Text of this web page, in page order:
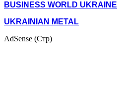
BUSINESS WORLD UKRAINE
UKRAINIAN METAL
AdSense (Стр)